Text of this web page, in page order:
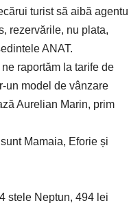
turist să aibă
rezervările, nu plata,
ANAT.
raportăm la tarife de
un model de vânzare
Aurelian Marin, prim
Mamaia, Eforie și
stele Neptun, 494 lei